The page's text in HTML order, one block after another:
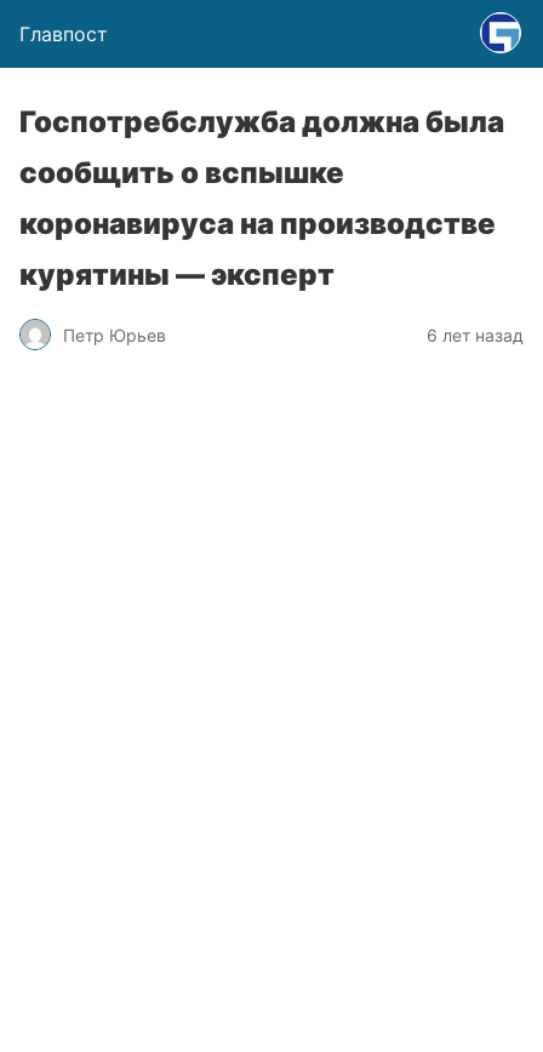
Главпост
Госпотребслужба должна была
сообщить о вспышке
коронавируса на производстве
курятины — эксперт
Петр Юрьев 6 лет назад